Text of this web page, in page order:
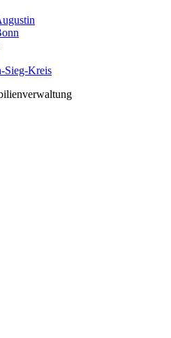
Sieg-Kreis